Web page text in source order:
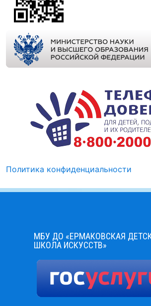
Политика конфиденциальности
МБУ ДО «ЕРМАКОВСКАЯ
ШКОЛА ИСКУССТВ»